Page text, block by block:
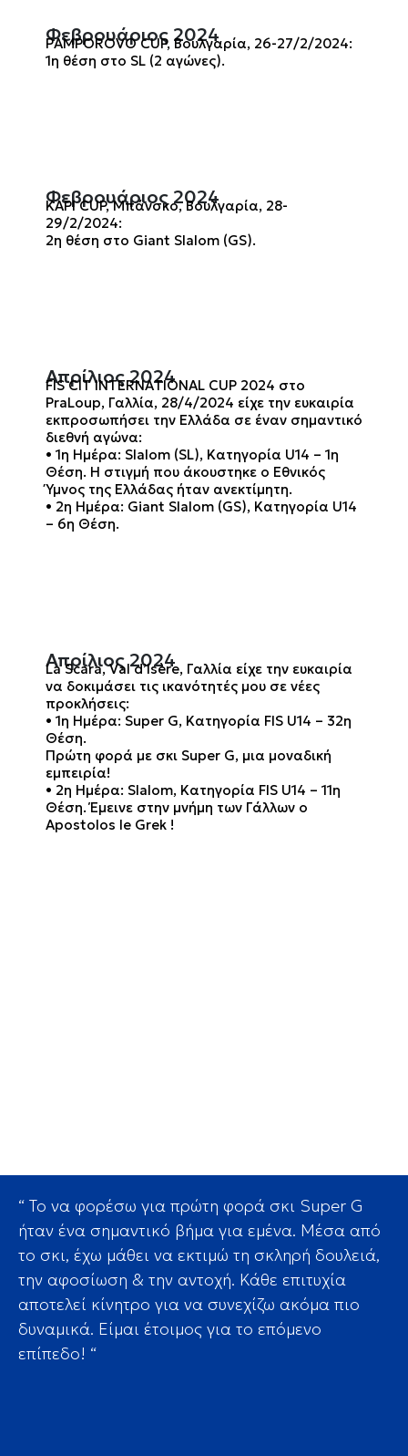
Φεβρουάριος 2024
PAMPOROVO CUP, Βουλγαρία, 26-27/2/2024:
1η θέση στο SL (2 αγώνες).
Φεβρουάριος 2024
KAPI CUP, Μπάνσκο, Βουλγαρία, 28-
29/2/2024:
2η θέση στο Giant Slalom (GS).
Απρίλιος 2024
FIS CIT INTERNΑTIONAL CUP 2024 στο
PraLoup, Γαλλία, 28/4/2024 είχε την ευκαιρία
εκπροσωπήσει την Ελλάδα σε έναν σημαντικό
διεθνή αγώνα:
• 1η Ημέρα: Slalom (SL), Κατηγορία U14 – 1η
Θέση. Η στιγμή που άκουστηκε ο Εθνικός
Ύμνος της Ελλάδας ήταν ανεκτίμητη.
• 2η Ημέρα: Giant Slalom (GS), Κατηγορία U14
– 6η Θέση.
Απρίλιος 2024
La Scara, Val d’Isère, Γαλλία είχε την ευκαιρία
να δοκιμάσει τις ικανότητές μου σε νέες
προκλήσεις:
• 1η Ημέρα: Super G, Κατηγορία FIS U14 – 32η
Θέση.
Πρώτη φορά με σκι Super G, μια μοναδική
εμπειρία!
• 2η Ημέρα: Slalom, Κατηγορία FIS U14 – 11η
Θέση. Έμεινε στην μνήμη των Γάλλων ο
Apostolos le Grek !
“ Το να φορέσω για πρώτη φορά σκι Super G
ήταν ένα σημαντικό βήμα για εμένα. Μέσα από
το σκι, έχω μάθει να εκτιμώ τη σκληρή δουλειά,
την αφοσίωση & την αντοχή. Κάθε επιτυχία
αποτελεί κίνητρο για να συνεχίζω ακόμα πιο
δυναμικά. Είμαι έτοιμος για το επόμενο
επίπεδο! “